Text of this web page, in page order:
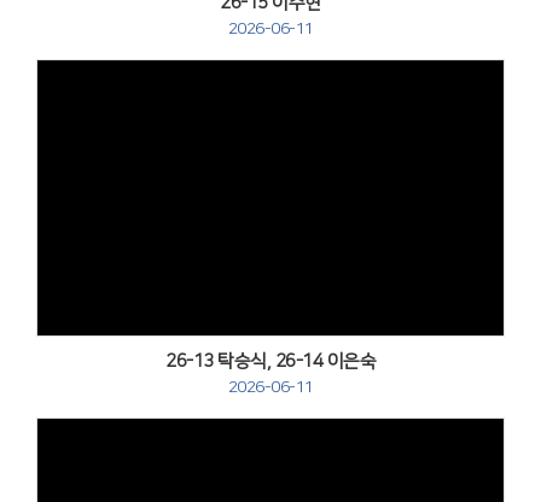
2026-06-11
26-13 탁승식, 26-14 이은숙
2026-06-11